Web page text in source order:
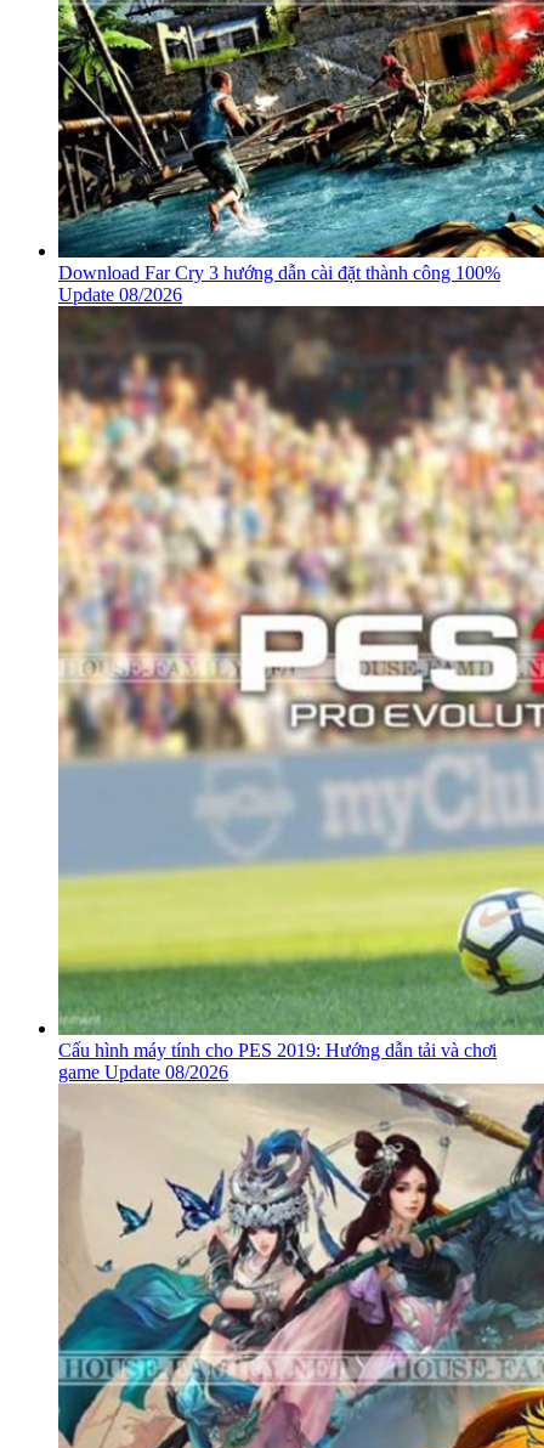
Download Far Cry 3 hướng dẫn cài đặt thành công 100%
Update 08/2026
Cấu hình máy tính cho PES 2019: Hướng dẫn tải và chơi
game Update 08/2026